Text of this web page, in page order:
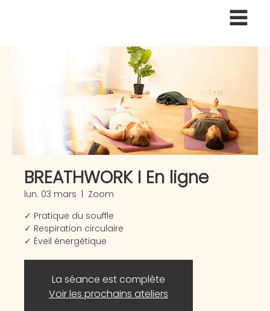
BREATHWORK I En ligne
lun. 03 mars
  |
Zoom
✓ Pratique du souffle
✓ Respiration circulaire
✓ Éveil énergétique
La séance est complète
Voir les prochains ateliers